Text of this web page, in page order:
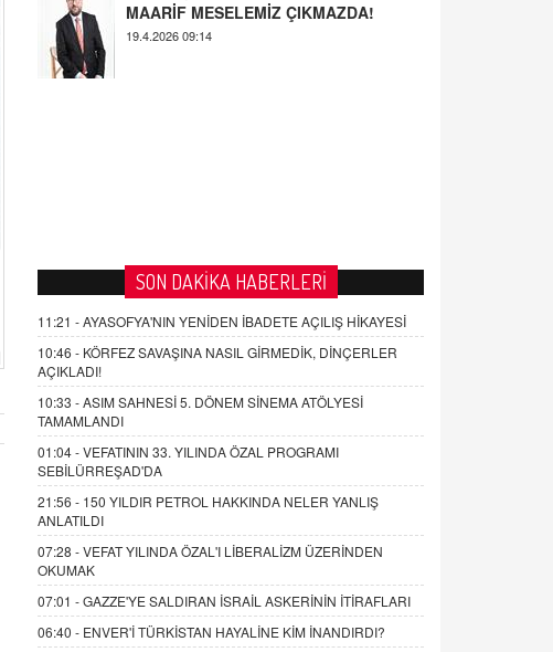
SON DAKİKA HABERLERİ
11:21 -AYASOFYA'NIN YENİDEN İBADETE AÇILIŞ HİKAYESİ
10:46 - KÖRFEZ SAVAŞINA NASIL GİRMEDİK, DİNÇERLER
AÇIKLADI!
10:33 -ASIM SAHNESİ 5. DÖNEM SİNEMA ATÖLYESİ
TAMAMLANDI
01:04 -VEFATININ 33. YILINDA ÖZAL PROGRAMI
SEBİLÜRREŞAD'DA
21:56 - 150 YILDIR PETROL HAKKINDA NELER YANLIŞ
ANLATILDI
07:28 -VEFAT YILINDA ÖZAL'I LİBERALİZM ÜZERİNDEN
OKUMAK
07:01 -GAZZE'YE SALDIRAN İSRAİL ASKERİNİN İTİRAFLARI
06:40 - ENVER'İ TÜRKİSTAN HAYALİNE KİM İNANDIRDI?